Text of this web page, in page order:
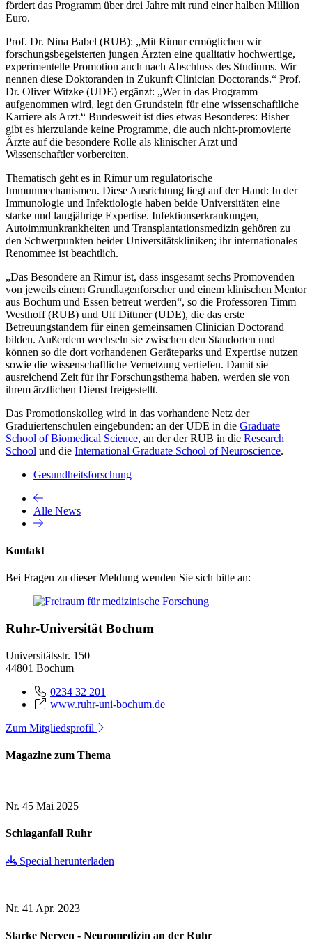
fördert das Programm über drei Jahre mit rund einer halben Million
Euro.
Prof. Dr. Nina Babel (RUB): „Mit Rimur ermöglichen wir
forschungsbegeisterten jungen Ärzten eine qualitativ hochwertige,
experimentelle Promotion auch nach Abschluss des Studiums. Wir
nennen diese Doktoranden in Zukunft Clinician Doctorands.“ Prof.
Dr. Oliver Witzke (UDE) ergänzt: „Wer in das Programm
aufgenommen wird, legt den Grundstein für eine wissenschaftliche
Karriere als Arzt.“ Bundesweit ist dies etwas Besonderes: Bisher
gibt es hierzulande keine Programme, die auch nicht-promovierte
Ärzte auf die besondere Rolle als klinischer Arzt und
Wissenschaftler vorbereiten.
Thematisch geht es in Rimur um regulatorische
Immunmechanismen. Diese Ausrichtung liegt auf der Hand: In der
Immunologie und Infektiologie haben beide Universitäten eine
starke und langjährige Expertise. Infektionserkrankungen,
Autoimmunkrankheiten und Transplantationsmedizin gehören zu
den Schwerpunkten beider Universitätskliniken; ihr internationales
Renommee ist beachtlich.
„Das Besondere an Rimur ist, dass insgesamt sechs Promovenden
von jeweils einem Grundlagenforscher und einem klinischen Mentor
aus Bochum und Essen betreut werden“, so die Professoren Timm
Westhoff (RUB) und Ulf Dittmer (UDE), die das erste
Betreuungstandem für einen gemeinsamen Clinician Doctorand
bilden. Außerdem wechseln sie zwischen den Standorten und
können so die dort vorhandenen Geräteparks und Expertise nutzen
sowie die wissenschaftliche Vernetzung vertiefen. Damit sie
ausreichend Zeit für ihr Forschungsthema haben, werden sie von
ihrem ärztlichen Dienst freigestellt.
Das Promotionskolleg wird in das vorhandene Netz der
Graduiertenschulen eingebunden: an der UDE in die Graduate
School of Biomedical Science, an der der RUB in die Research
School und die International Graduate School of Neuroscience.
Gesundheitsforschung
Alle News
Kontakt
Bei Fragen zu dieser Meldung wenden Sie sich bitte an:
Ruhr-Universität Bochum
Universitätsstr. 150
44801 Bochum
0234 32 201
www.ruhr-uni-bochum.de
Zum Mitgliedsprofil
Magazine zum Thema
Nr. 45 Mai 2025
Schlaganfall Ruhr
Special herunterladen
Nr. 41 Apr. 2023
Starke Nerven - Neuromedizin an der Ruhr